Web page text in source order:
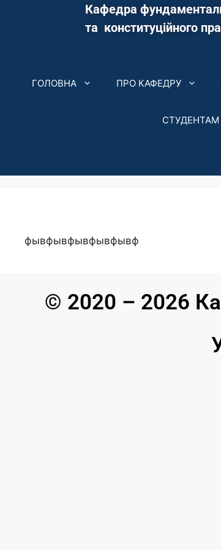
Кафедра
та конституційного
ГОЛОВНА ПРО КАФЕДРУ
СТУДЕНТАМ
фывфывфывфывфывф
© 2020 – 2026